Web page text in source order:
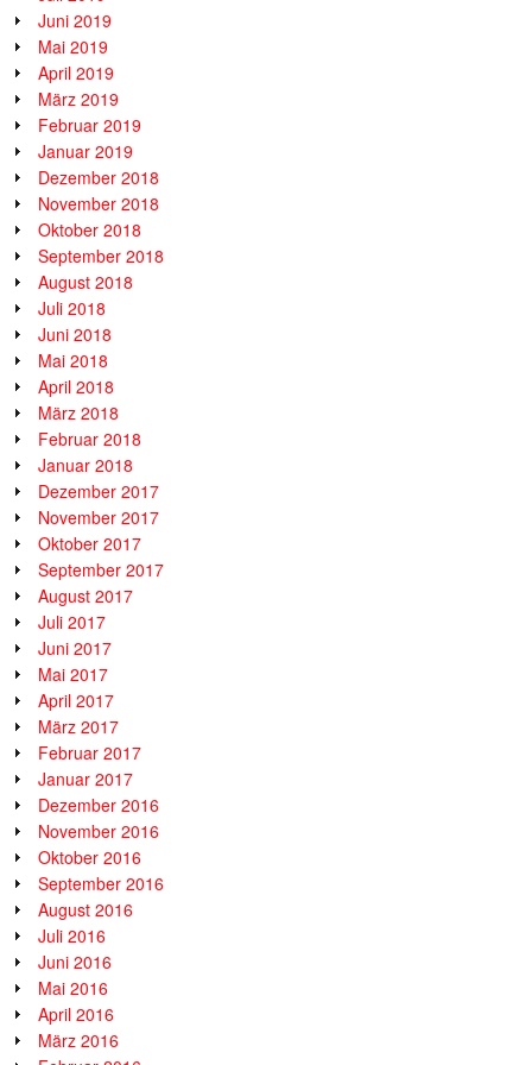
Juni 2019
Mai 2019
April 2019
März 2019
Februar 2019
Januar 2019
Dezember 2018
November 2018
Oktober 2018
September 2018
August 2018
Juli 2018
Juni 2018
Mai 2018
April 2018
März 2018
Februar 2018
Januar 2018
Dezember 2017
November 2017
Oktober 2017
September 2017
August 2017
Juli 2017
Juni 2017
Mai 2017
April 2017
März 2017
Februar 2017
Januar 2017
Dezember 2016
November 2016
Oktober 2016
September 2016
August 2016
Juli 2016
Juni 2016
Mai 2016
April 2016
März 2016